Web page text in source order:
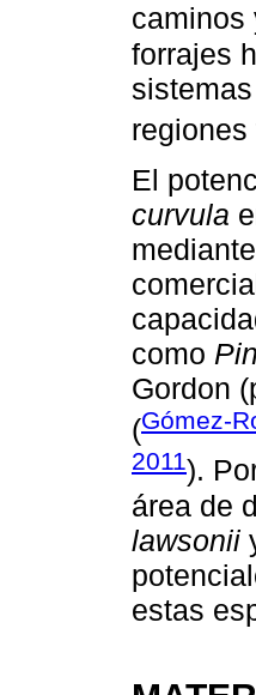
caminos
forrajes
El
curvula
como
Gordon
(Gómez-
2011).
área de
lawsonii
estas